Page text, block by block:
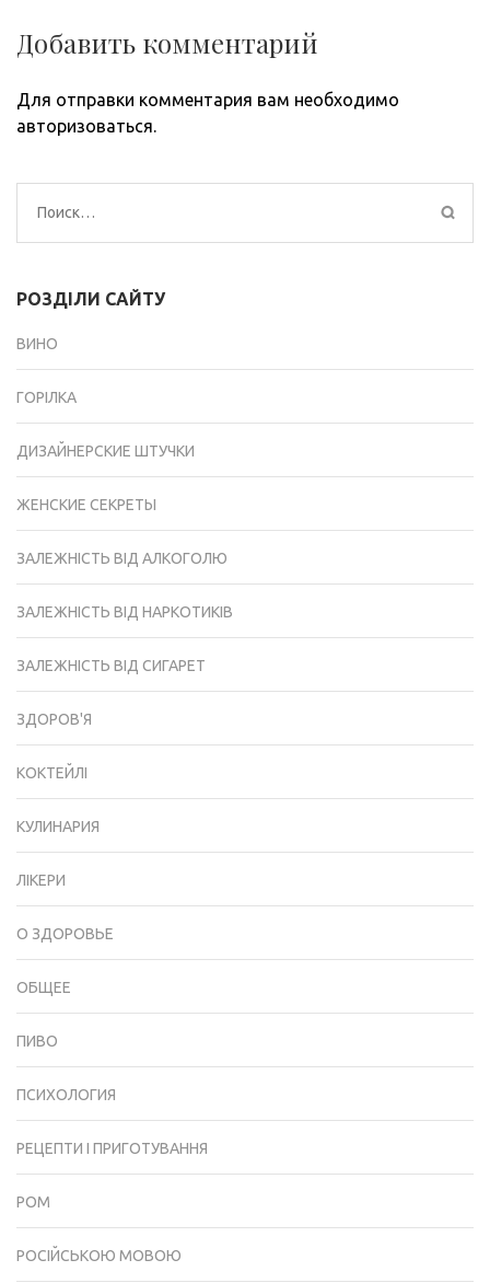
Добавить комментарий
Для отправки комментария вам необходимо
авторизоваться.
Найти:
РОЗДІЛИ САЙТУ
ВИНО
ГОРІЛКА
ДИЗАЙНЕРСКИЕ ШТУЧКИ
ЖЕНСКИЕ СЕКРЕТЫ
ЗАЛЕЖНІСТЬ ВІД АЛКОГОЛЮ
ЗАЛЕЖНІСТЬ ВІД НАРКОТИКІВ
ЗАЛЕЖНІСТЬ ВІД СИГАРЕТ
ЗДОРОВ'Я
КОКТЕЙЛІ
КУЛИНАРИЯ
ЛІКЕРИ
О ЗДОРОВЬЕ
ОБЩЕЕ
ПИВО
ПСИХОЛОГИЯ
РЕЦЕПТИ І ПРИГОТУВАННЯ
РОМ
РОСІЙСЬКОЮ МОВОЮ